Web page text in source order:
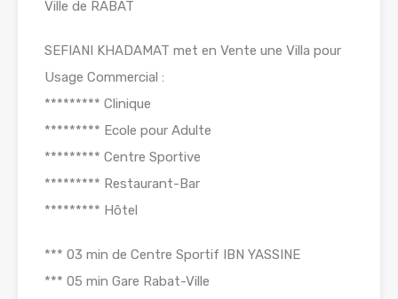
Ville de RABAT
SEFIANI KHADAMAT met en Vente une Villa pour
Usage Commercial :
********* Clinique
********* Ecole pour Adulte
********* Centre Sportive
********* Restaurant-Bar
********* Hôtel
*** 03 min de Centre Sportif IBN YASSINE
*** 05 min Gare Rabat-Ville